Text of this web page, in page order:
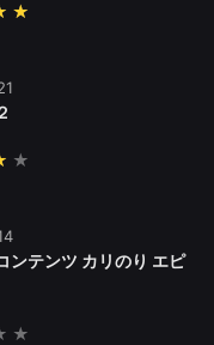
ンテンツ カリのり エピ